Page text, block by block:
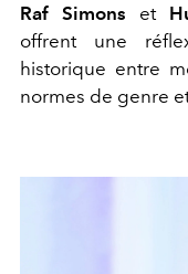
Raf Simons et
offrent une
historique entre
normes de genre